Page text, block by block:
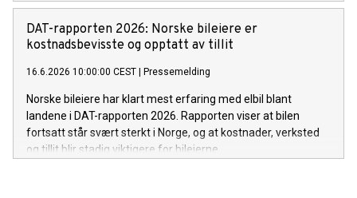
bruktmarkedet får flere elbiler og varebilmarkedet tar nye
elektriske steg. Juni-tallene bekrefter også at elbilen er blitt
førstevalget langt utenfor storbyene.
DAT-rapporten 2026: Norske bileiere er
kostnadsbevisste og opptatt av tillit
16.6.2026 10:00:00 CEST Pressemelding
Norske bileiere har klart mest erfaring med elbil blant
landene i DAT-rapporten 2026. Rapporten viser at bilen
fortsatt står svært sterkt i Norge, og at kostnader, verksted
og tillit blir stadig viktigere for bileierne.